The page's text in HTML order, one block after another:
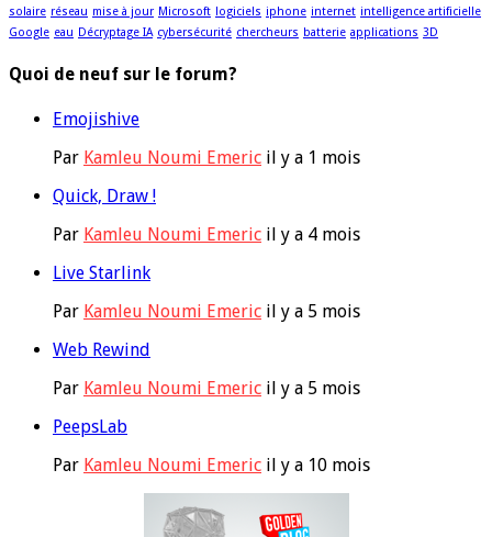
solaire réseau mise à jour Microsoft logiciels iphone internet intelligence artificielle
Google eau Décryptage IA cybersécurité chercheurs batterie applications 3D
Quoi de neuf sur le forum?
Emojishive
Par Kamleu Noumi Emeric il y a 1 mois
Quick, Draw !
Par Kamleu Noumi Emeric il y a 4 mois
Live Starlink
Par Kamleu Noumi Emeric il y a 5 mois
Web Rewind
Par Kamleu Noumi Emeric il y a 5 mois
PeepsLab
Par Kamleu Noumi Emeric il y a 10 mois